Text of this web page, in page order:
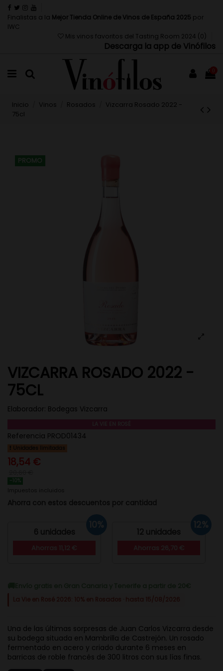
Finalistas a la Mejor Tienda Online de Vinos de España 2025 por
IWC
Mis vinos favoritos del Tasting Room 2024 (0 )
Descarga la app de Vinófilos
0
Inicio Vinos Rosados
Vizcarra Rosado 2022 -
75cl
PROMO
VIZCARRA ROSADO 2022 -
75CL
Elaborador: Bodegas Vizcarra
Referencia PROD01434
Unidades limitadas
18,54 €
-10%
Impuestos incluidos
Ahorra con estos descuentos por cantidad
6 unidades
10%
12 unidades
12%
La Vie en Rosé 2026: 10% en Rosados · hasta 15/08/2026
Una de las últimas sorpresas de Juan Carlos Vizcarra desde
su bodega situada en Mambrilla de Castrejón. Un rosado
fermentado en acero y criado durante 6 meses en
barricas de roble francés de 300 litros con sus lías finas.